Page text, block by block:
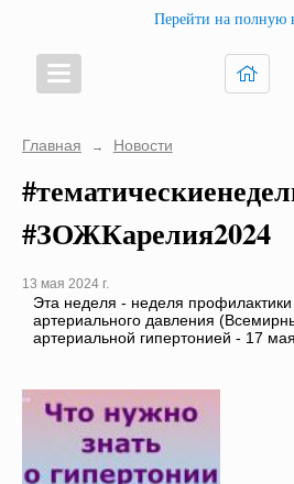
Перейти на полную
Главная → Новости
#ЗОЖКарелия2024
13 мая 2024 г.
Эта неделя - неделя
артериального давления
артериальной гипертонией - 17